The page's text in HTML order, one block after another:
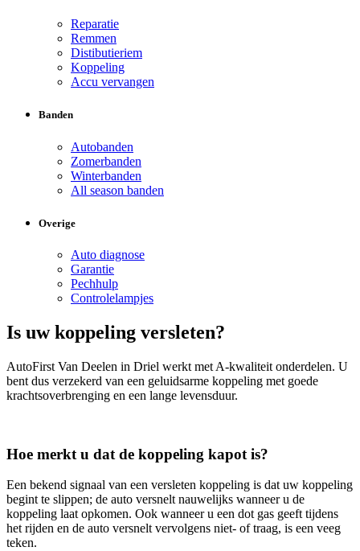
Reparatie
Remmen
Distibutieriem
Koppeling
Accu vervangen
Banden
Autobanden
Zomerbanden
Winterbanden
All season banden
Overige
Auto diagnose
Garantie
Pechhulp
Controlelampjes
Is uw koppeling versleten?
AutoFirst Van Deelen in Driel werkt met A-kwaliteit onderdelen. U
bent dus verzekerd van een geluidsarme koppeling met goede
krachtsoverbrenging en een lange levensduur.
Hoe merkt u dat de koppeling kapot is?
Een bekend signaal van een versleten koppeling is dat uw koppeling
begint te slippen; de auto versnelt nauwelijks wanneer u de
koppeling laat opkomen. Ook wanneer u een dot gas geeft tijdens
het rijden en de auto versnelt vervolgens niet- of traag, is een veeg
teken.